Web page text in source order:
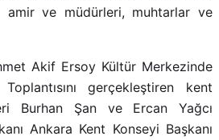
amir ve müdürleri, muhtarlar ve
Akif Ersoy Kültür Merkezinde
gerçekleştiren kent
Burhan Şan ve Ercan Yağcı
Ankara Kent Konseyi Başkanı